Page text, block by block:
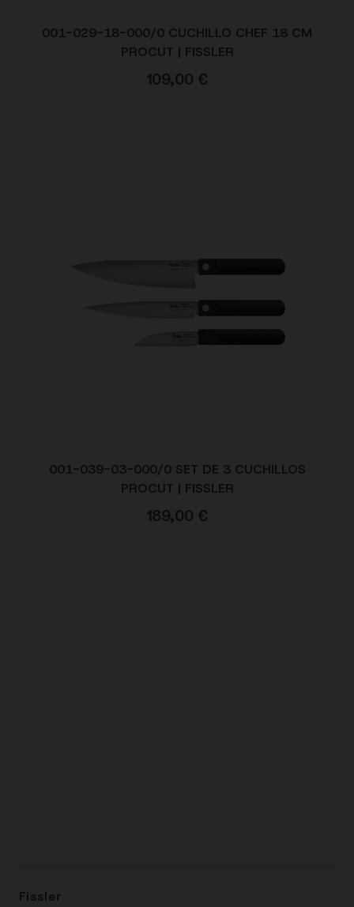
001-029-18-000/0 CUCHILLO CHEF 18 CM
PROCUT | FISSLER
109,00 €
001-039-03-000/0 SET DE 3 CUCHILLOS
PROCUT | FISSLER
189,00 €
Fissler